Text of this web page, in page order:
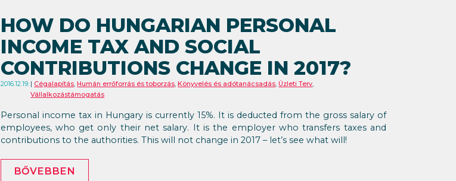
HOW DO HUNGARIAN PERSONAL
INCOME TAX AND SOCIAL
CONTRIBUTIONS CHANGE IN 2017?
2016.12.19. Cégalapítás, Humán errőforrás és toborzás, Könyvelés és adótanácsadás,Üzleti Terv,
Vállalkozástámogatás
Personal income tax in Hungary is currently 15%. It is deducted from the gross salary of
employees, who get only their net salary. It is the employer who transfers taxes and
contributions to the authorities. This will not change in 2017 – let’s see what will!
BŐVEBBEN